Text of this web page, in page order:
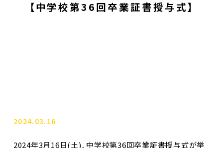
【中学校第36回卒業証書授与式】
2024.03.16
2024年3月16日(土), 中学校第36回卒業証書授与式が挙